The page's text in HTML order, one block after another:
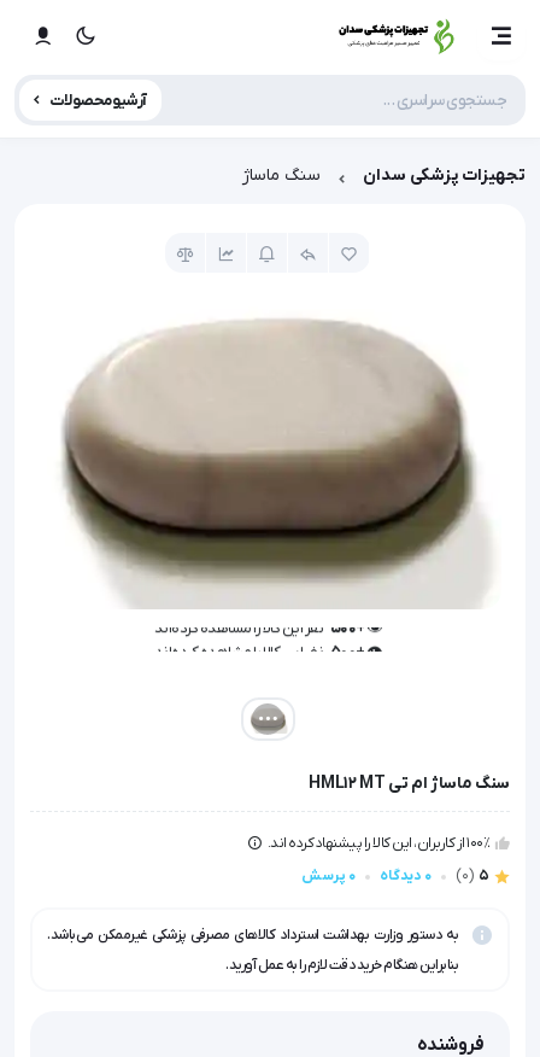
آرشیو محصولات
تجهیزات پزشکی سدان سنگ ماساژ
👁️ +
500 نفر این کالا را مشاهده کرده‌اند
سنگ ماساژ ام تی HML12 MT
100٪ از کاربران، این کالا را پیشنهاد کرده اند.
5
(0) 0 دیدگاه 0 پرسش
به دستور وزارت بهداشت استرداد کالاهای مصرفی پزشکی غیرممکن می‌باشد.
بنابراین هنگام خرید دقت لازم را به عمل آورید.
فروشنده